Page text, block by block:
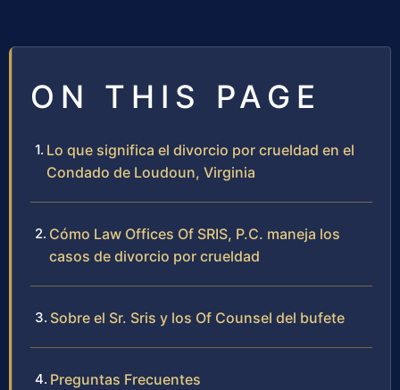
ON THIS PAGE
Lo que significa el divorcio por crueldad en el
Condado de Loudoun, Virginia
Cómo Law Offices Of SRIS, P.C. maneja los
casos de divorcio por crueldad
Sobre el Sr. Sris y los Of Counsel del bufete
Preguntas Frecuentes